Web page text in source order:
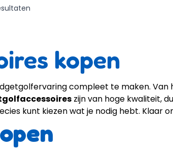
kopen
compleet te maken.
zijn van hoge kwaliteit,
kunt kiezen wat je nodig hebt. Klaar